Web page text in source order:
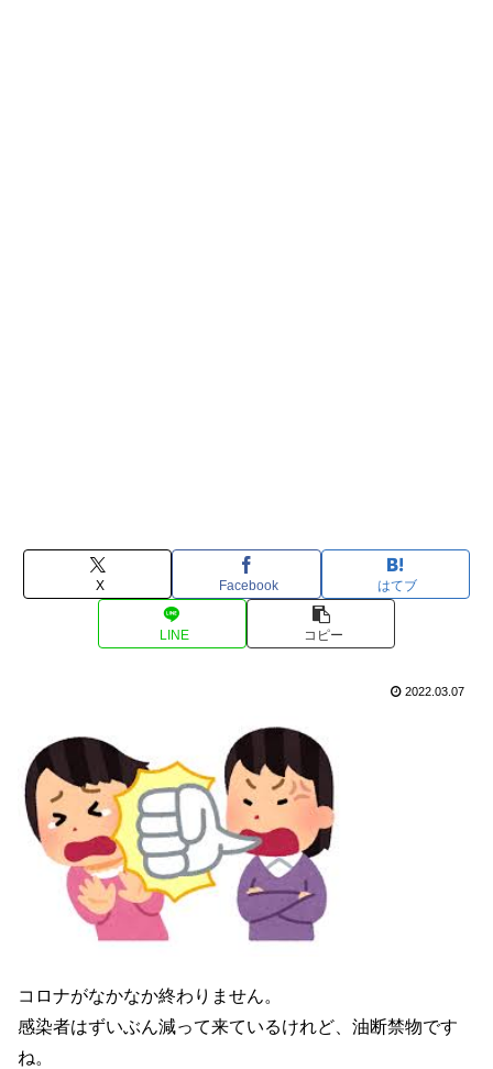
X Facebook はてブ
LINE コピー
2022.03.07
コロナがなかなか終わりません。
感染者はずいぶん減って来ているけれど、油断禁物です
ね。